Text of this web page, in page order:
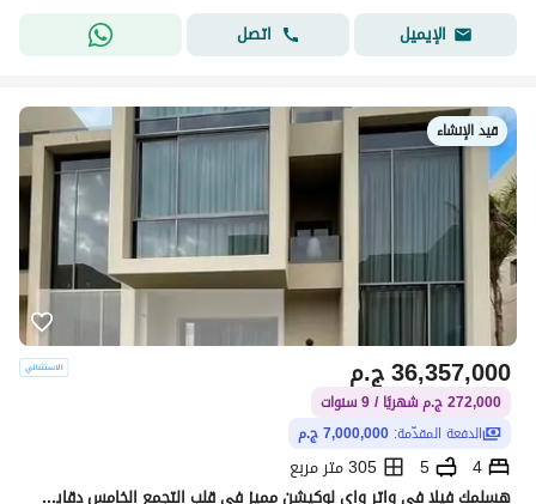
الإيميل
اتصل
قيد الإنشاء
ج.م36,357,000
272,000 ج.م شهريًا / 9 سنوات
الدفعة المقدّمة: 7,000,000 ج.م
4
5
305 متر مربع
هسلمك فيلا في واتر واي لوكيشن مميز في قلب التجمع الخامس دقايق من شارع التسعين الجنوبي وقريب من الجامعه الامريكيه بمقدم 7 مليون